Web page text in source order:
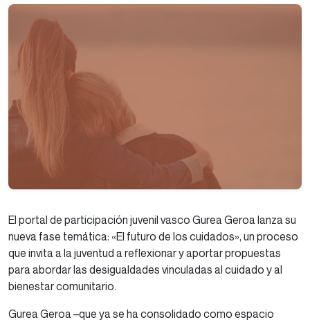
El portal de participación juvenil vasco Gurea Geroa lanza su
nueva fase temática: «El futuro de los cuidados», un proceso
que invita a la juventud a reflexionar y aportar propuestas
para abordar las desigualdades vinculadas al cuidado y al
bienestar comunitario.
Gurea Geroa –que ya se ha consolidado como espacio